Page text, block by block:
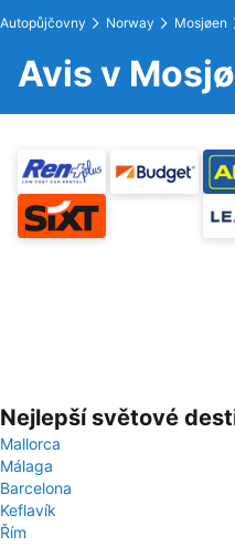
Autopůjčovny Norway Mosjøen
Avis v
Nejlepší světové
Mallorca
Málaga
Barcelona
Keflavík
Řím